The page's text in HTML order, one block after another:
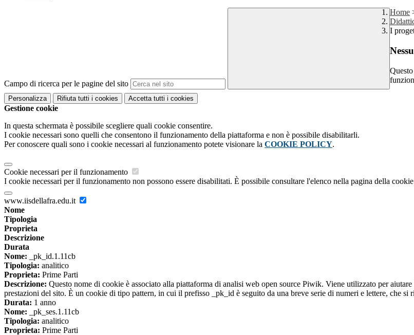
Campo di ricerca per le pagine del sito
Home
I
Personalizza Rifiuta tutti i cookies Accetta tutti i cookies
Gestione cookie
In questa schermata è possibile scegliere quali cookie consentire.
I cookie necessari sono quelli che consentono il funzionamento della piattaforma e non è possibile disabilitarli.
Per conoscere quali sono i cookie necessari al funzionamento potete visionare la COOKIE POLICY.
Cookie necessari per il funzionamento
I cookie necessari per il funzionamento non possono essere disabilitati. È possibile consultare l'elenco nella pagina della
www.iisdellafra.edu.it
Nome
Tipologia
Proprieta
Descrizione
Durata
Nome: _pk_id.1.11cb
Tipologia: analitico
Proprieta: Prime Parti
Descrizione: Questo nome di cookie è associato alla piattaforma di analisi web open source Piwik. Viene utilizzato per
prestazioni del sito. È un cookie di tipo pattern, in cui il prefisso _pk_id è seguito da una breve serie di numeri e lettere, che
Durata: 1 anno
Nome: _pk_ses.1.11cb
Tipologia: analitico
Proprieta: Prime Parti